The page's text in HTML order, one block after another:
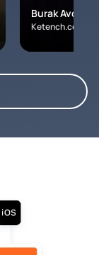
Burak Avcılar
Ketench.com –